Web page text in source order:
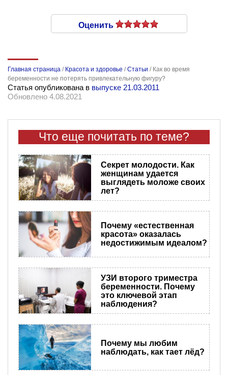
Оценить
Главная страница / Красота и здоровье /Статьи / Как во время
беременности не потерять привлекательную фигуру?
Статья опубликована в выпуске 21.03.2011
Обновлено 4.08.2021
Что еще почитать по теме?
Секрет молодости. Как
женщинам удается
выглядеть моложе своих
лет?
Почему «естественная
красота» оказалась
недостижимым идеалом?
УЗИ второго триместра
беременности. Почему
это ключевой этап
наблюдения?
Почему мы любим
наблюдать, как тает лёд?